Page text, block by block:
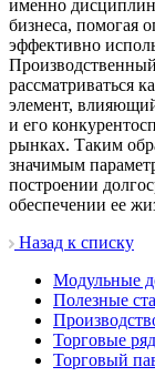
именно
бизнеса, помогая
эффективно
рассматриваться
элемент,
и его
рынках. Таким
значимым
построении
обеспечении ее
Назад к списку
Модульные
Полезные
Торговые
Торговый